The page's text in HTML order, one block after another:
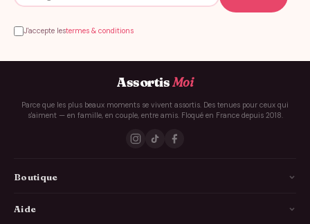
J'accepte lestermes & conditions
AssortisMoi
Parce que les plus beaux moments se vivent assortis. Des tenues pour ceux qui
s'aiment — en famille, en couple, entre amis. Floqué en France depuis 2018.
Boutique
Aide